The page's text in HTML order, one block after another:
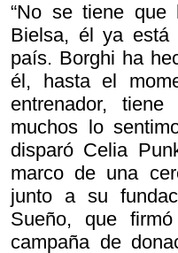
“No se tiene que
Bielsa, él ya está
país. Borghi ha
él, hasta el
entrenador,
muchos lo
disparó Celia
marco de una
junto a su
Sueño, que
campaña de